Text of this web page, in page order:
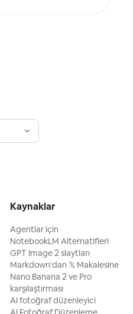
Kaynaklar
Agentlar için
NotebookLM Alternatifleri
GPT Image 2 slaytları
Markdown'dan 𝕏 Makalesine
Nano Banana 2 ve Pro
karşılaştırması
AI fotoğraf düzenleyici